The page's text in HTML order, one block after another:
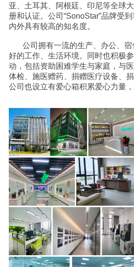
亚、土耳其、阿根廷、印尼等全球
册和认证。公司“SonoStar”品牌受
内外具有较高的知名度。
公司拥有一流的生产、办公、
好的工作、生活环境。
同时也积极
动，包括资助困难学生与家庭，与
体检、施医赠药、捐赠医疗设备、
公司也设立有爱心箱积累爱心力量，